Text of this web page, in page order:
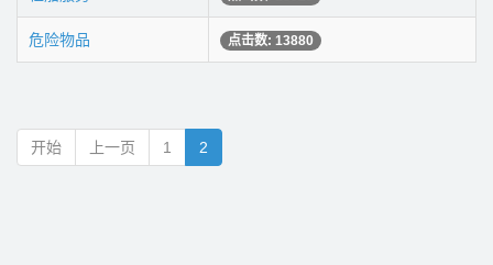
危险物品 点击数: 13880
开始 上一页 1 2